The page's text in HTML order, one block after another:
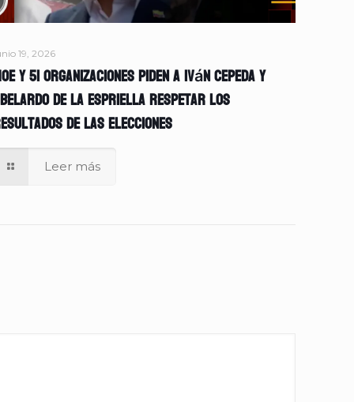
19, 2026
y 51 organizaciones piden a Iván Cepeda y
de la Espriella respetar los
de las elecciones
Leer más